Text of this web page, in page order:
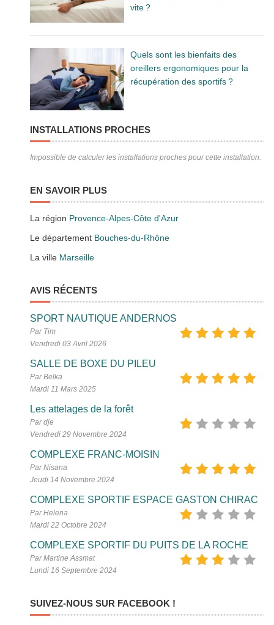
vite ?
Quels sont les bienfaits des
oreillers ergonomiques pour la
récupération des sportifs ?
INSTALLATIONS PROCHES
Impossible de calculer les installations proches pour cette installation.
EN SAVOIR PLUS
La région Provence-Alpes-Côte d'Azur
Le département Bouches-du-Rhône
La ville Marseille
AVIS RÉCENTS
SPORT NAUTIQUE ANDERNOS
Par Tim
Vendredi 03 Avril 2026
SALLE DE BOXE DU PILEU
Par Belka
Mardi 11 Mars 2025
Les attelages de la forêt
Par dje
Vendredi 29 Novembre 2024
COMPLEXE FRANC-MOISIN
Par Nisana
Jeudi 14 Novembre 2024
COMPLEXE SPORTIF ESPACE GASTON CHIRAC
Par Helena
Mardi 22 Octobre 2024
COMPLEXE SPORTIF DU PUITS DE LA ROCHE
Par Martine Assmat
Lundi 16 Septembre 2024
SUIVEZ-NOUS SUR FACEBOOK !